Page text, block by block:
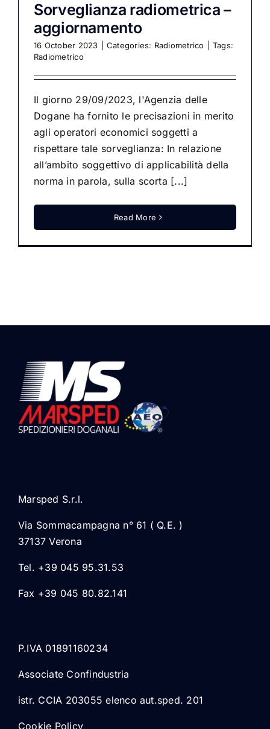
Sorveglianza radiometrica –
aggiornamento
16 October 2023 Categories: Radiometrico
Tags:
Radiometrico
Il giorno 29/09/2023, l'Agenzia delle
Dogane ha fornito le precisazioni in merito
agli operatori economici soggetti a
rispettare tale sorveglianza: In relazione
all’ambito soggettivo di applicabilità della
norma in parola, sulla scorta [...]
Read More
Marsped S.r.l.
Via Sommacampagna n° 61 ( Q.E. )
37137 Verona
Tel. +39 045 95.31.53
Fax +39 045 80.82.141
P.IVA 01891160234
Associate Confindustria
istr. CCIA 203055 elenco aut.sped. 201
Cookie Policy